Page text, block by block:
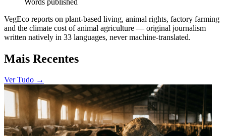
VegEco reports on plant-based living, animal rights, factory farming
and the climate cost of animal agriculture — original journalism
written natively in 33 languages, never machine-translated.
Mais Recentes
Ver Tudo →